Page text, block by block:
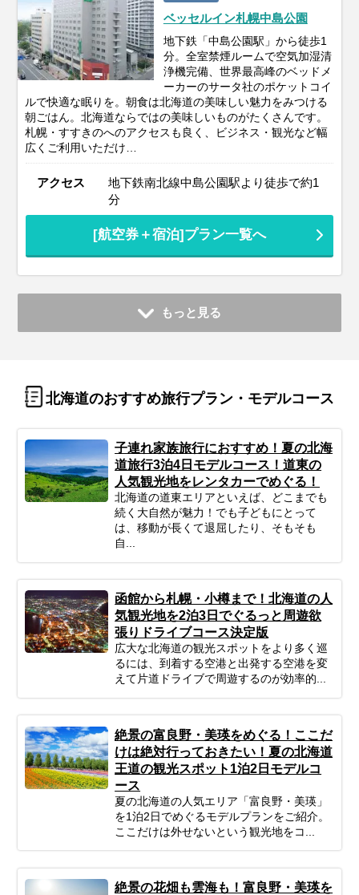
ベッセルイン札幌中島公園
地下鉄「中島公園駅」から徒歩1
分。全室禁煙ルームで空気加湿清
浄機完備、世界最高峰のベッドメ
ーカーのサータ社のポケットコイ
ルで快適な眠りを。朝食は北海道の美味しい魅力をみつける
朝ごはん。北海道ならではの美味しいものがたくさんです。
札幌・すすきのへのアクセスも良く、ビジネス・観光など幅
広くご利用いただけ…
アクセス
地下鉄南北線中島公園駅より徒歩で約1
分
[航空券＋宿泊]プラン一覧へ
もっと見る
北海道のおすすめ旅行プラン・モデルコース
子連れ家族旅行におすすめ！夏の北海
道旅行3泊4日モデルコース！道東の
人気観光地をレンタカーでめぐる！
北海道の道東エリアといえば、どこまでも
続く大自然が魅力！でも子どもにとって
は、移動が長くて退屈したり、そもそも
自...
函館から札幌・小樽まで！北海道の人
気観光地を2泊3日でぐるっと周遊欲
張りドライブコース決定版
広大な北海道の観光スポットをより多く巡
るには、到着する空港と出発する空港を変
えて片道ドライブで周遊するのが効率的...
絶景の富良野・美瑛をめぐる！ここだ
けは絶対行っておきたい！夏の北海道
王道の観光スポット1泊2日モデルコ
ース
夏の北海道の人気エリア「富良野・美瑛」
を1泊2日でめぐるモデルプランをご紹介。
ここだけは外せないという観光地をコ...
絶景の花畑も雲海も！富良野・美瑛を